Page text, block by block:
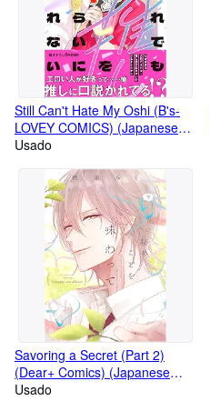
Still Can't Hate My Oshi (B's-
LOVEY COMICS) (Japanese
Language Book)
Usado
Savoring a Secret (Part 2)
(Dear+ Comics) (Japanese
Language Book)
Usado